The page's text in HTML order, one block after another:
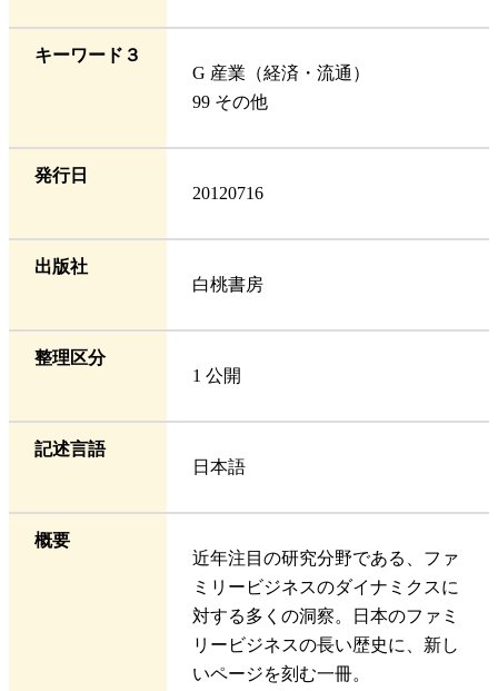
キーワード３
G 産業（経済・流通）
99 その他
発行日
20120716
出版社
白桃書房
整理区分
1 公開
記述言語
日本語
概要
近年注目の研究分野である、ファ
ミリービジネスのダイナミクスに
対する多くの洞察。日本のファミ
リービジネスの長い歴史に、新し
いページを刻む一冊。